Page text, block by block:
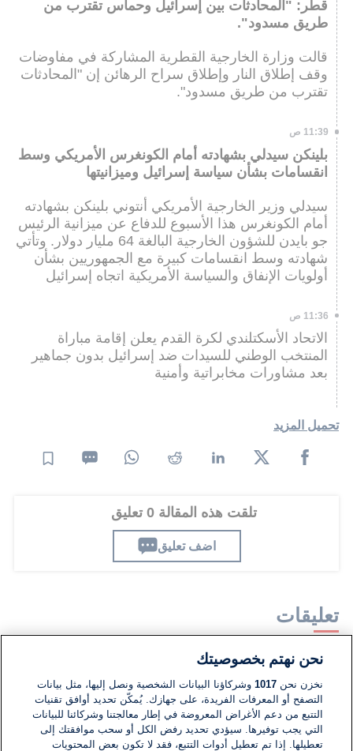
قطر: "المحادثات بين إسرائيل وحماس تقترب من
طريق مسدود".
قالت وزارة الخارجية القطرية المشاركة في مفاوضات
وقف إطلاق النار وإطلاق سراح الرهائن إن "المحادثات
تقترب من طريق مسدود".
11:39 ص
بلينكن سيدلي بشهادته أمام الكونغرس الأمريكي وسط
انقسامات بشأن سياسة إسرائيل وميزانيتها
سيدلي وزير الخارجية الأمريكي أنتوني بلينكن بشهادته
أمام الكونغرس هذا الأسبوع للدفاع عن ميزانية الرئيس
جو بايدن للشؤون الخارجية البالغة 64 مليار دولار. وتأتي
شهادته وسط انقسامات كبيرة مع الجمهوريين بشأن
أولويات الإنفاق والسياسة الأمريكية اتجاه إسرائيل
11:36 ص
الاتحاد الأسكتلندي لكرة القدم يعلن إقامة مباراة
المنتخب الوطني للسيدات ضد إسرائيل بدون جماهير
بعد مشاورات مخابراتية وأمنية
تحميل المزيد
تلقت هذه المقالة 0 تعليق
اضف تعليق
تعليقات
لا توجد تعليقات مكتوبة حتى الآن. كن الأول!
اكتب تعليقًا جديدًا ...
نحن نهتم بخصوصيتك
نخزن نحن1017 وشركاؤنا البيانات الشخصية ونصل إليها، مثل بيانات
التصفح أو المعرفات الفريدة، على جهازك. يُمكّن تحديد أوافق تقنيات
التتبع من دعم الأغراض المعروضة في إطار معالجتنا وشركائنا للبيانات
التي يجب توفيرها. سيؤدي تحديد رفض الكل أو سحب موافقتك إلى
تعطيلها. إذا تم تعطيل أدوات التتبع، فقد لا تكون بعض المحتويات